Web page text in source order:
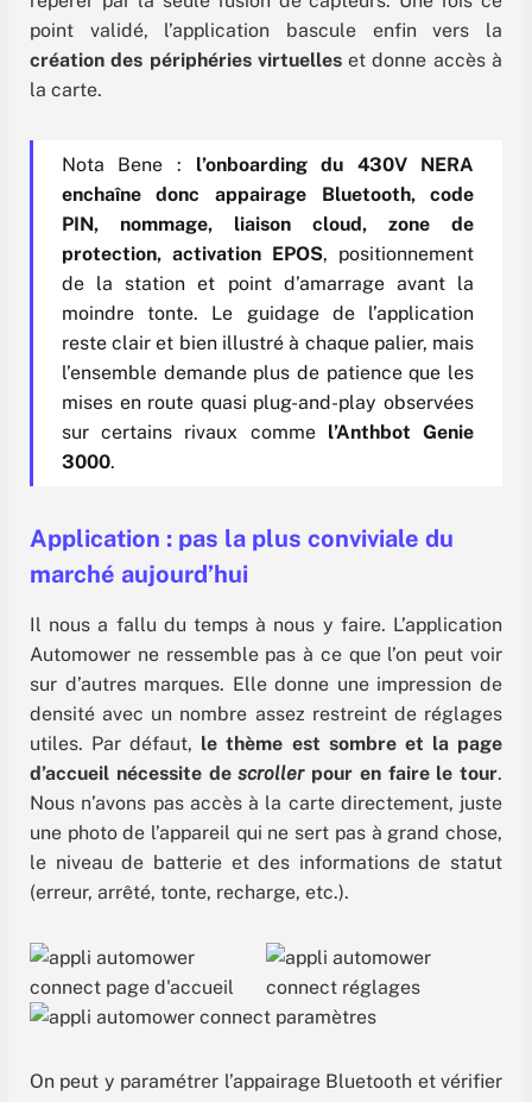
point validé, l’application bascule enfin vers la
création des périphéries virtuelleset donne accès à
la carte.
Nota Bene : l’onboarding du 430V NERA
enchaîne donc appairage Bluetooth, code
PIN, nommage, liaison cloud, zone de
protection, activation EPOS, positionnement
de la station et point d’amarrage avant la
moindre tonte. Le guidage de l’application
reste clair et bien illustré à chaque palier, mais
l’ensemble demande plus de patience que les
mises en route quasi plug-and-play observées
sur certains rivaux comme l’Anthbot Genie
3000.
Application : pas la plus conviviale du
marché aujourd’hui
Il nous a fallu du temps à nous y faire. L’application
Automower ne ressemble pas à ce que l’on peut voir
sur d’autres marques. Elle donne une impression de
densité avec un nombre assez restreint de réglages
utiles. Par défaut, le thème est sombre et la page
d’accueil nécessite descroller pour en faire le tour.
Nous n’avons pas accès à la carte directement, juste
une photo de l’appareil qui ne sert pas à grand chose,
le niveau de batterie et des informations de statut
(erreur, arrêté, tonte, recharge, etc.).
On peut y paramétrer l’appairage Bluetooth et vérifier